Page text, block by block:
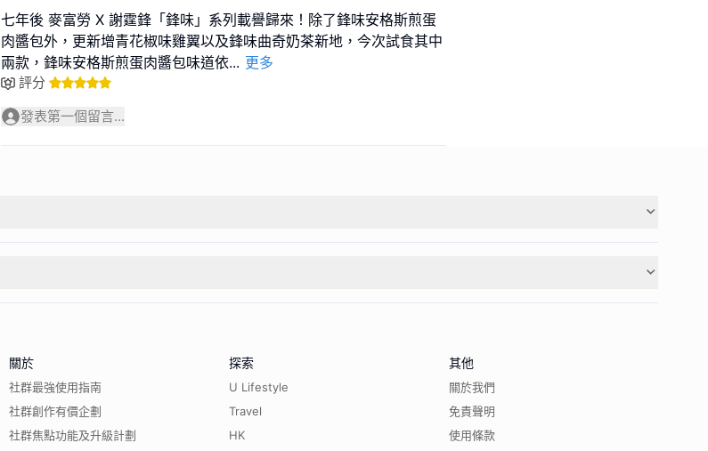
七年後 麥富勞 X 謝霆鋒「鋒味」系列載譽歸來！除了鋒味安格斯煎蛋
肉醬包外，更新增青花椒味雞翼以及鋒味曲奇奶茶新地，今次試食其中
兩款，鋒味安格斯煎蛋肉醬包味道依... 更多
評分
發表第一個留言...
關於
社群最強使用指南
社群創作有價企劃
社群焦點功能及升級計劃
探索
U Lifestyle
Travel
HK
其他
關於我們
免責聲明
使用條款